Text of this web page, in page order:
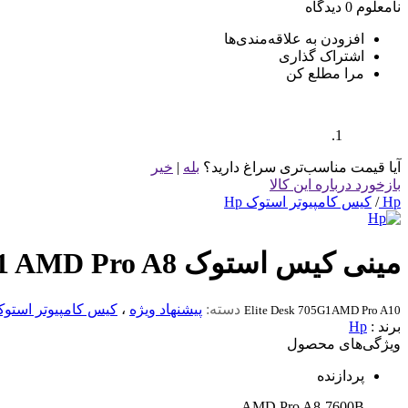
نامعلوم 0 دیدگاه
افزودن به علاقه‌مندی‌ها
اشتراک گذاری
مرا مطلع کن
آیا قیمت مناسب‌تری سراغ دارید؟ بله | خیر
بازخورد درباره این کالا
Hp
/ کیس کامپیوتر استوک Hp
مینی کیس استوک Elite Desk 705G1 AMD Pro A8 سایز SFF
Elite Desk 705G1AMD Pro A10 دسته: پیشنهاد ویژه ، کیس کامپیوتر
برند : Hp
ویژگی‌های محصول
پردازنده